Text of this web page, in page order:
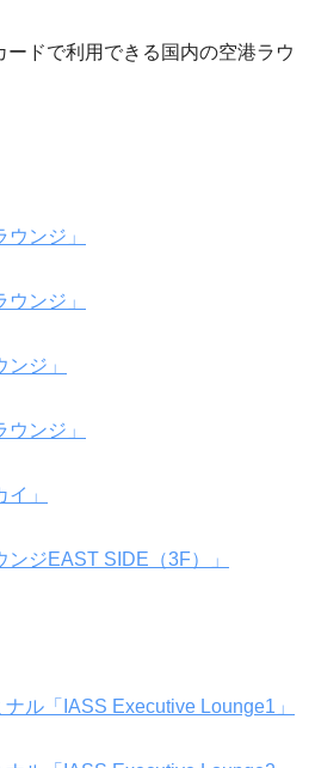
ードで利用できる国内の空港ラウ
ンジ」
ンジ」
ジ」
ンジ」
」
ジEAST SIDE（3F）」
ル「IASS Executive Lounge1」